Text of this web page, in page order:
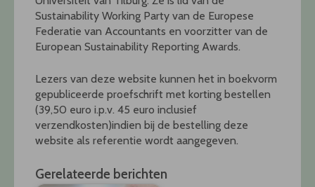
Sustainability Working Party van de Europese
Federatie van Accountants en voorzitter van de
European Sustainability Reporting Awards.
Lezers van deze website kunnen het in boekvorm
gepubliceerde proefschrift met korting bestellen
(39,50 euro i.p.v. 45 euro inclusief
verzendkosten)indien bij de bestelling deze
website als referentie wordt aangegeven.
Gerelateerde berichten